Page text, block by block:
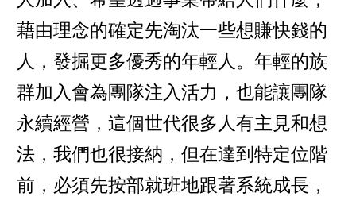
藉由理念的確定先淘汰一些想賺快錢的
人，發掘更多優秀的年輕人。年輕的族
群加入會為團隊注入活力，也能讓團隊
永續經營，這個世代很多人有主見和想
法，我們也很接納，但在達到特定位階
前，必須先按部就班地跟著系統成長，